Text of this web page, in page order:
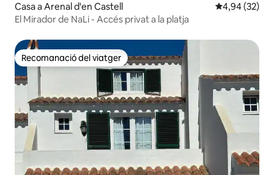
Casa a Arenal d'en Castell 4,94 de
4,94 (32)
El Mirador de NaLi - Accés privat a la platja
Recomanació del viatger
Recomanació del viatger